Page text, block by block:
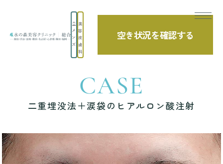
メ
ン
ズ
美
容
皮
膚
科
空き状況を確認する
TOP 症例写真 二重埋没法＋涙袋のヒアルロン酸注射
CASE
二重埋没法＋涙袋のヒアルロン酸注射